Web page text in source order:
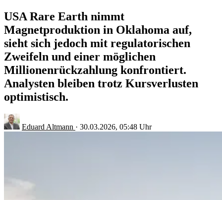
USA Rare Earth nimmt
Magnetproduktion in Oklahoma auf,
sieht sich jedoch mit regulatorischen
Zweifeln und einer möglichen
Millionenrückzahlung konfrontiert.
Analysten bleiben trotz Kursverlusten
optimistisch.
Eduard Altmann · 30.03.2026, 05:48 Uhr